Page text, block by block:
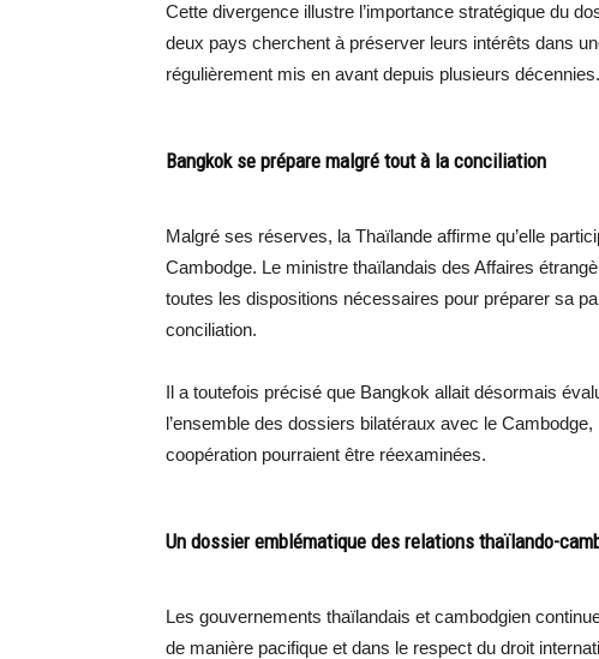
Cette divergence illustre l’importance stratégique du
deux pays cherchent à préserver leurs intérêts dans
régulièrement mis en avant depuis plusieurs décennies.
Bangkok se prépare malgré tout à la conciliation
Malgré ses réserves, la Thaïlande affirme qu’elle
Cambodge. Le ministre thaïlandais des Affaires
toutes les dispositions nécessaires pour préparer sa
conciliation.
Il a toutefois précisé que Bangkok allait désormais
l’ensemble des dossiers bilatéraux avec le
coopération pourraient être réexaminées.
Un dossier emblématique des relations thaïlando-
Les gouvernements thaïlandais et cambodgien
de manière pacifique et dans le respect du droit